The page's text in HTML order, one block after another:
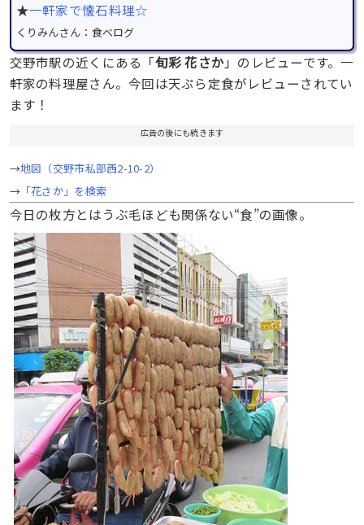
★一軒家で懐石料理☆
くりみんさん：食べログ
交野市駅の近くにある「旬彩 花さか」のレビューです。一
軒家の料理屋さん。今回は天ぷら定食がレビューされてい
ます！
広告の後にも続きます
→地図（交野市私部西2-10-2）
→「花さか」を検索
今日の枚方とはうぶ毛ほども関係ない“食”の画像。